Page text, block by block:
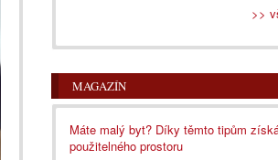
>>
MAGAZÍN
Máte malý byt? Díky těmto tipům
použitelného prostoru